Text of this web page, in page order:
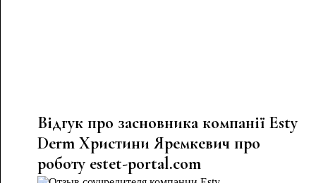
Відгук про засновника компанії Esty
Derm Христини Яремкевич про
роботу estet-portal.com